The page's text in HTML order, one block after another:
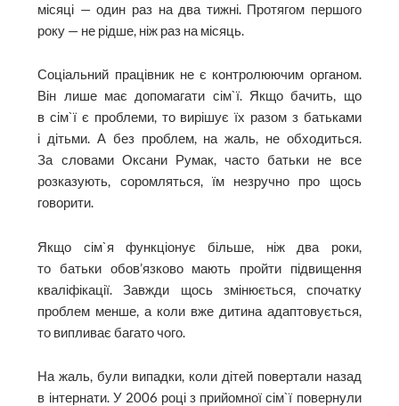
місяці — один раз на два тижні. Протягом першого
року — не рідше, ніж раз на місяць.
Соціальний працівник не є контролюючим органом.
Він лише має допомагати сім`ї. Якщо бачить, що
в сім`ї є проблеми, то вирішує їх разом з батьками
і дітьми. А без проблем, на жаль, не обходиться.
За словами Оксани Румак, часто батьки не все
розказують, соромляться, їм незручно про щось
говорити.
Якщо сім`я функціонує більше, ніж два роки,
то батьки обов’язково мають пройти підвищення
кваліфікації. Завжди щось змінюється, спочатку
проблем менше, а коли вже дитина адаптовується,
то випливає багато чого.
На жаль, були випадки, коли дітей повертали назад
в інтернати. У 2006 році з прийомної сім`ї повернули